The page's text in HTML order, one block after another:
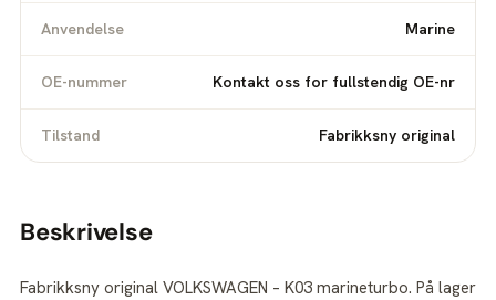
Anvendelse Marine
OE-nummer Kontakt oss for fullstendig OE-nr
Tilstand Fabrikksny original
Beskrivelse
Fabrikksny original VOLKSWAGEN – K03 marineturbo. På lager